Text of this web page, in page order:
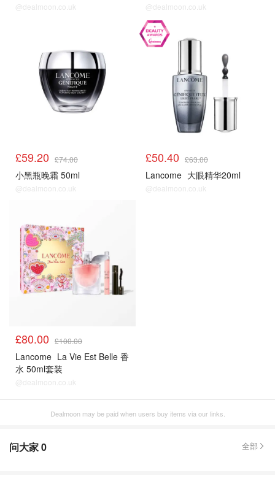
@dealmoon.co.uk @dealmoon.co.uk
£59.20 £74.00
小黑瓶晚霜 50ml
@dealmoon.co.uk
£50.40 £63.00
Lancome 大眼精华20ml
@dealmoon.co.uk
£80.00 £100.00
Lancome La Vie Est Belle 香
水 50ml套装
@dealmoon.co.uk
Dealmoon may be paid when users buy items via our links.
问大家0 全部